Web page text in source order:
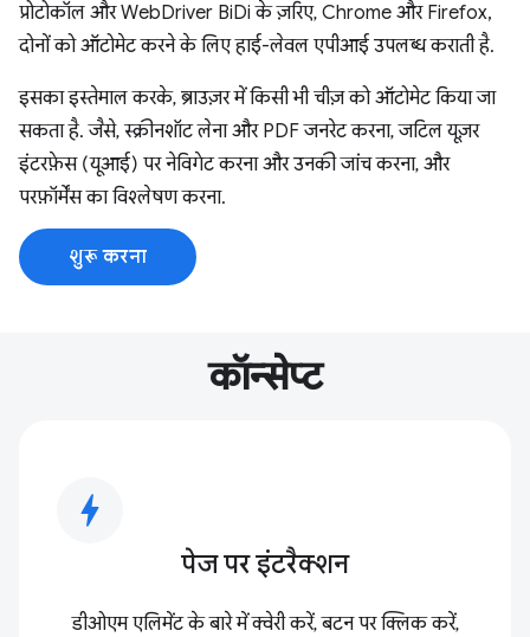
प्रोटोकॉल और WebDriver BiDi के ज़रिए, Chrome और Firefox,
दोनों को ऑटोमेट करने के लिए हाई-लेवल एपीआई उपलब्ध कराती है.
इसका इस्तेमाल करके, ब्राउज़र में किसी भी चीज़ को ऑटोमेट किया जा
सकता है. जैसे, स्क्रीनशॉट लेना और PDF जनरेट करना, जटिल यूज़र
इंटरफ़ेस (यूआई) पर नेविगेट करना और उनकी जांच करना, और
परफ़ॉर्मेंस का विश्लेषण करना.
शुरू करना
कॉन्सेप्ट
bolt
पेज पर इंटरैक्शन
डीओएम एलिमेंट के बारे में क्वेरी करें, बटन पर क्लिक करें,